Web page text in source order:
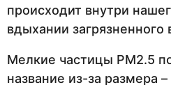
происходит внутри
вдыхании загрязненного
Мелкие частицы PM2.5
название из-за размера